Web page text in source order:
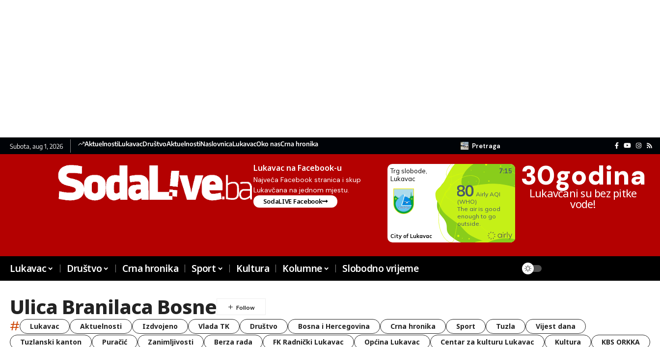
Subota, aug 1, 2026 AktuelnostiLukavacDruštvoAktuelnostiNaslovnicaLukavacOko nasCrna hronika Pretraga
Lukavac na Facebook-u
Najveća Facebook stranica i skup
Lukavčana na jednom mjestu.
SodaLIVE Facebook
30godina
Lukavčani su bez pitke
vode!
Lukavac Društvo Crna hronika Sport Kultura Kolumne Slobodno vrijeme
Ulica Branilaca Bosne
# Lukavac Aktuelnosti Izdvojeno Vlada TK Društvo Bosna i Hercegovina Crna hronika Sport Tuzla
Vijest dana
Tuzlanski kanton
Puračić Zanimljivosti Berza rada FK Radnički Lukavac Općina Lukavac Centar za kulturu Lukavac Kultura
KBS ORKKA